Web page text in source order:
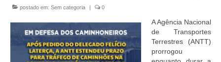
PROPOSTAS LEGISLATIVAS
TRANSPARÊNCIA
AGENDA
postado em: Sem categoria | 0
A Agência Nacional
de Transportes
Terrestres (ANTT)
prorrogou